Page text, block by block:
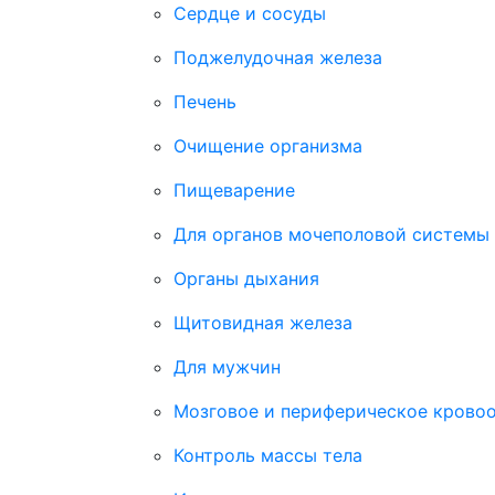
Сердце и сосуды
Поджелудочная железа
Печень
Очищение организма
Пищеварение
Для органов мочеполовой системы
Органы дыхания
Щитовидная железа
Для мужчин
Мозговое и периферическое
Контроль массы тела